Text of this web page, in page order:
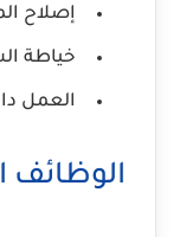
إصلاح
خياطة
العمل
الوظائف